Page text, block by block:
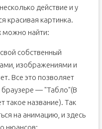
действие и у
красивая картинка.
можно найти:
собственный
изображениями и
Все это позволяет
браузере — "Табло"(В
такое название). Так
на анимацию, и здесь
нюансов: